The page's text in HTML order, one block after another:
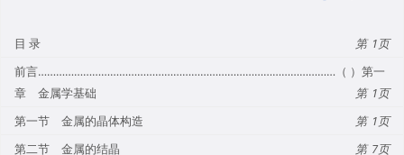
目 录
1
前言………………………………………………………………………………………（ ）第一
章 金属学基础
1
第一节 金属的晶体构造
1
第二节 金属的结晶
7